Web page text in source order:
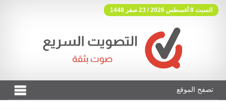
السبت 8 أغسطس 2026 / 23 صفر 1448
تصفح الموقع